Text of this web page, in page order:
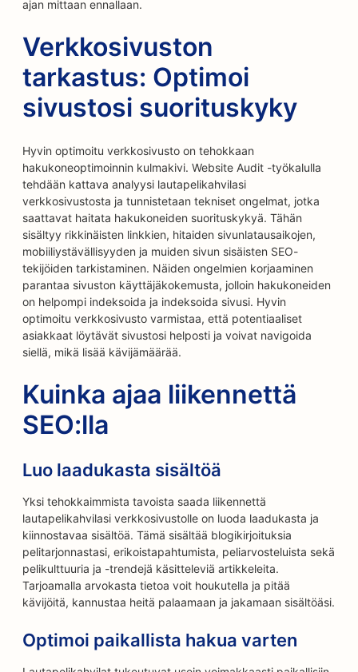
ajan mittaan ennallaan.
Verkkosivuston
tarkastus: Optimoi
sivustosi suorituskyky
Hyvin optimoitu verkkosivusto on tehokkaan
hakukoneoptimoinnin kulmakivi. Website Audit -työkalulla
tehdään kattava analyysi lautapelikahvilasi
verkkosivustosta ja tunnistetaan tekniset ongelmat, jotka
saattavat haitata hakukoneiden suorituskykyä. Tähän
sisältyy rikkinäisten linkkien, hitaiden sivunlatausaikojen,
mobiiliystävällisyyden ja muiden sivun sisäisten SEO-
tekijöiden tarkistaminen. Näiden ongelmien korjaaminen
parantaa sivuston käyttäjäkokemusta, jolloin hakukoneiden
on helpompi indeksoida ja indeksoida sivusi. Hyvin
optimoitu verkkosivusto varmistaa, että potentiaaliset
asiakkaat löytävät sivustosi helposti ja voivat navigoida
siellä, mikä lisää kävijämäärää.
Kuinka ajaa liikennettä
SEO:lla
Luo laadukasta sisältöä
Yksi tehokkaimmista tavoista saada liikennettä
lautapelikahvilasi verkkosivustolle on luoda laadukasta ja
kiinnostavaa sisältöä. Tämä sisältää blogikirjoituksia
pelitarjonnastasi, erikoistapahtumista, peliarvosteluista sekä
pelikulttuuria ja -trendejä käsitteleviä artikkeleita.
Tarjoamalla arvokasta tietoa voit houkutella ja pitää
kävijöitä, kannustaa heitä palaamaan ja jakamaan sisältöäsi.
Optimoi paikallista hakua varten